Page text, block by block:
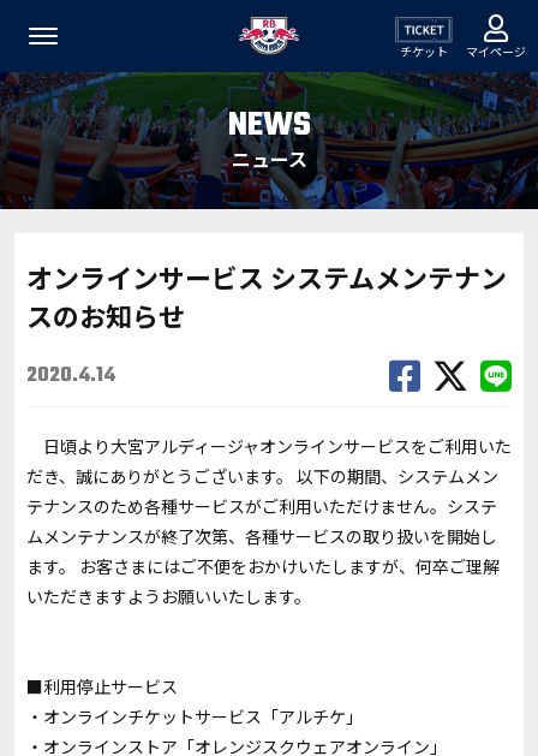
チケット マイページ
NEWS
ニュース
オンラインサービス システムメンテナン
スのお知らせ
2020.4.14
日頃より大宮アルディージャオンラインサービスをご利用いた
だき、誠にありがとうございます。 以下の期間、システムメン
テナンスのため各種サービスがご利用いただけません。システ
ムメンテナンスが終了次第、各種サービスの取り扱いを開始し
ます。 お客さまにはご不便をおかけいたしますが、何卒ご理解
いただきますようお願いいたします。
■利用停止サービス
・オンラインチケットサービス「アルチケ」
・オンラインストア「オレンジスクウェアオンライン」